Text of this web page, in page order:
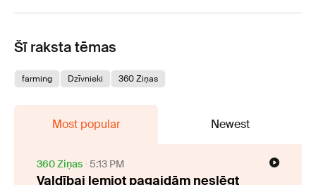
Šī raksta tēmas
farming Dzīvnieki 360 Ziņas
Most popular Newest
360 Ziņas 5:13 PM
Valdībai lemjot pagaidām neslēgt